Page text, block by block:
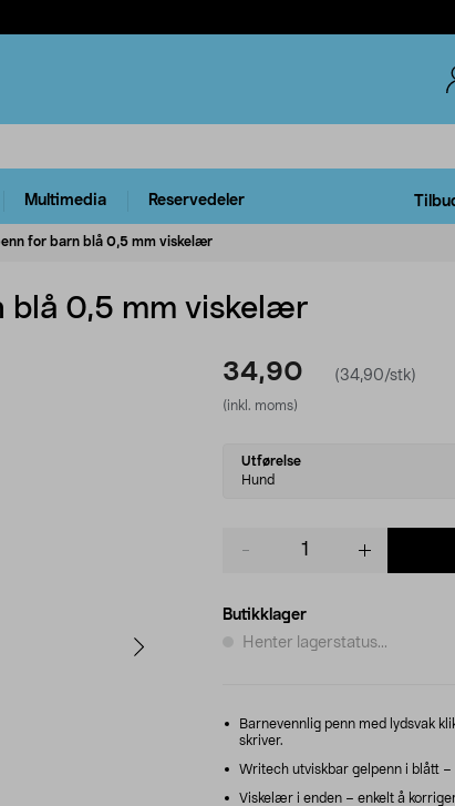
Multimedia Reservedeler
for barn blå 0,5 mm viskelær
blå 0,5 mm viskelær
34,90 (34,90/stk)
(inkl. moms)
Select
variant
Utførelse
Hund
Butikklager
Henter lagerstatus...
Barnevennlig penn med lydsvak
skriver.
Writech utviskbar gelpenn i blått –
Viskelær i enden – enkelt å